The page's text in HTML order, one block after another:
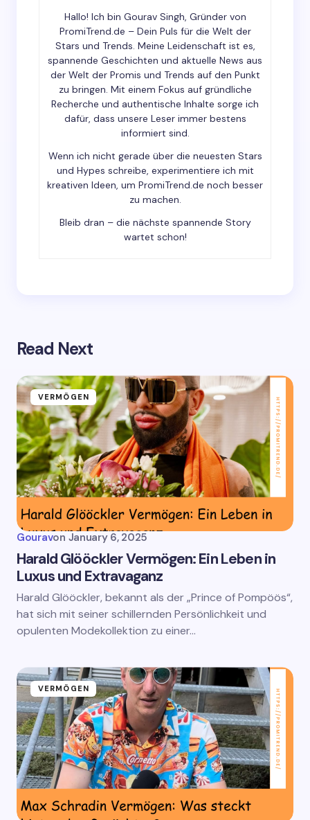
Your Comment *
Save my name and email in this browser for the
Submit Comment
Hallo! Ich bin Gourav Singh, Gründer von
PromiTrend.de – Dein Puls für die Welt der
Stars und Trends. Meine Leidenschaft ist es,
spannende Geschichten und aktuelle News aus
der Welt der Promis und Trends auf den Punkt
zu bringen. Mit einem Fokus auf gründliche
Recherche und authentische Inhalte sorge ich
dafür, dass unsere Leser immer bestens
informiert sind.
Wenn ich nicht gerade über die neuesten Stars
und Hypes schreibe, experimentiere ich mit
kreativen Ideen, um PromiTrend.de noch besser
zu machen.
Bleib dran – die nächste spannende Story
wartet schon!
Read Next
VERMÖGEN
Gouravon January 6, 2025
Harald Glööckler Vermögen: Ein Leben in
Luxus und Extravaganz
Harald Glööckler, bekannt als der „Prince of Pompöös“,
hat sich mit seiner schillernden Persönlichkeit und
opulenten Modekollektion zu einer…
VERMÖGEN